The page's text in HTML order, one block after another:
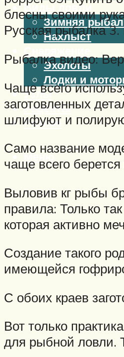
Виды ловли
Зимняя
Нахлыст
Снаряжение
Эхолоты
Лодки и
Узлы
Рецепты
Разное
Меню
блесны своими
Русская рыбалка
Рыбалка видео:
Чаще всего
заготовленных
шлифуют и
Само название
чаще всего
Выловив кг рыбы
правила: Только
которая активно
Создание такого
имеющейся
С обоих краев
Вот только
для рыбной ловли.